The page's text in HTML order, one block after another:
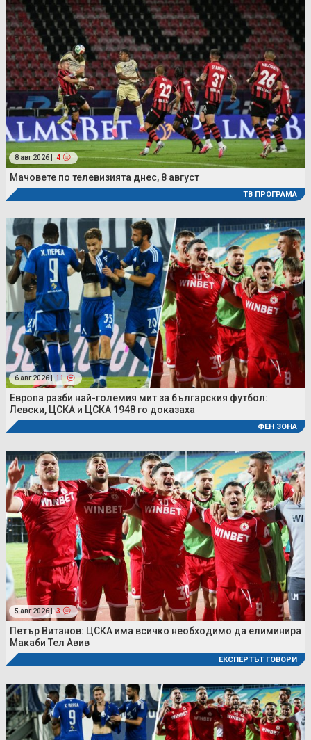
8 авг 2026 | 4
Мачовете по телевизията днес, 8 август
ТВ ПРОГРАМА
6 авг 2026 | 11
Европа разби най-големия мит за българския футбол:
Левски, ЦСКА и ЦСКА 1948 го доказаха
ФЕН ЗОНА
5 авг 2026 | 3
Петър Витанов: ЦСКА има всичко необходимо да елиминира
Макаби Тел Авив
ЕКСПЕРТЪТ ГОВОРИ